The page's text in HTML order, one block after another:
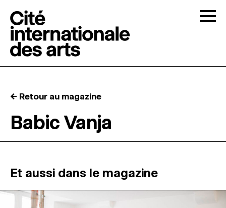
RÉSIDENCES ↓
ATELIERS OUVERTS
PROGRAMMATION
← Retour au magazine
Babic Vanja
Et aussi dans le magazine